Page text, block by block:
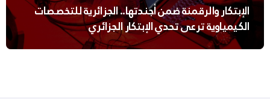
الإبتكار والرقمنة ضمن أجندتها.. الجزائرية للتخصصات
الكيمياوية ترعى تحدي الإبتكار الجزائري